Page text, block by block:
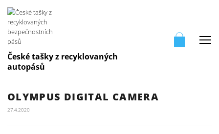
České tašky z recyklovaných
autopásů
OLYMPUS DIGITAL CAMERA
27.4.2020